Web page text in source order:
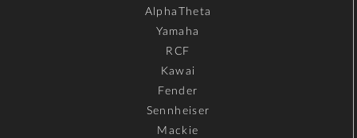
AlphaTheta
Yamaha
RCF
Kawai
Fender
Sennheiser
Mackie